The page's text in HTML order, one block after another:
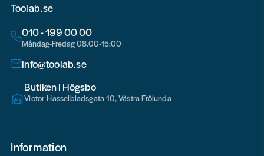
Toolab.se
010 - 199 00 00
Måndag-Fredag 08.00-15:00
info@toolab.se
Butiken i Högsbo
Victor Hasselbladsgata 10, Västra Frölunda
Information